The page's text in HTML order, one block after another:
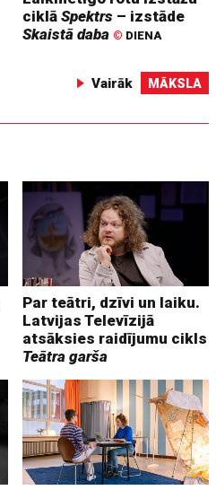
ciklāSpektrs – izstāde
Skaistā daba © DIENA
Vairāk MĀKSLA
Par teātri, dzīvi un laiku.
Latvijas Televīzijā
atsāksies raidījumu cikls
Teātra garša